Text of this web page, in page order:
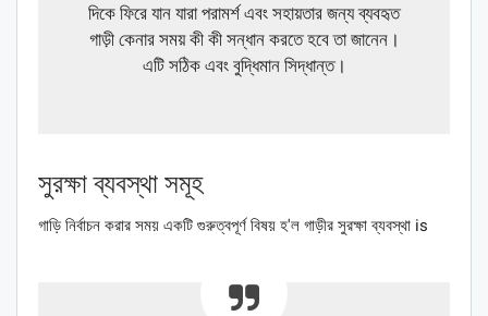
দিকে ফিরে যান যারা পরামর্শ এবং সহায়তার জন্য ব্যবহৃত
গাড়ী কেনার সময় কী কী সন্ধান করতে হবে তা জানেন।
এটি সঠিক এবং বুদ্ধিমান সিদ্ধান্ত।
সুরক্ষা ব্যবস্থা সমূহ
গাড়ি নির্বাচন করার সময় একটি গুরুত্বপূর্ণ বিষয় হ'ল গাড়ীর সুরক্ষা ব্যবস্থা is